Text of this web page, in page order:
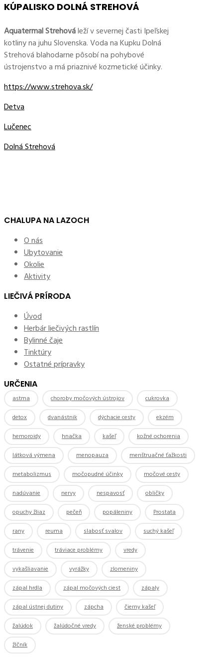
KÚPALISKO DOLNÁ STREHOVÁ
Aquatermal Strehováleží v severnej časti Ipeľskej
kotliny na juhu Slovenska. Voda na Kupku Dolná
Strehová blahodarne pôsobí na pohybové
ústrojenstvo a má priaznivé kozmetické účinky.
https://www.strehova.sk/
Detva
Lučenec
Dolná Strehová
CHALUPA NA LAZOCH
O nás
Ubytovanie
Okolie
Aktivity
LIEČIVÁ PRÍRODA
Úvod
Herbár liečivých rastlín
Bylinné čaje
Tinktúry
Ostatné prípravky
URČENIA
astma choroby močových ústrojov
cukrovka
detox
dvanástnik dýchacie cesty
ekzém
hemoroidy
hnačka kašeľ
kožné ochorenia
látková výmena
menopauza
menštruačné ťažkosti
metabolizmus
močopudné účinky
močové cesty
nadúvanie
nervy nespavosť
obličky
opuchy žliaz
pečeň popáleniny
Prostata
rany
reuma slabosť svalov
suchý kašeľ
trávenie
tráviace problémy
vredy
vykašliavanie
vyrážky
zlomeniny
zápal hrdla
zápal močových ciest
zápaly
zápal ústnej dutiny
zápcha
čierny kašeľ
žalúdok
žalúdočné vredy
ženské problémy
žlčník